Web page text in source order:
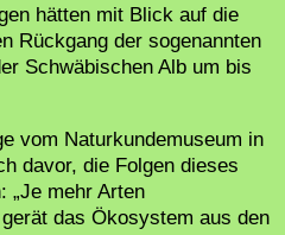
hätten mit Blick auf die
Rückgang der sogenannten
Schwäbischen Alb um bis
vom Naturkundemuseum in
davor, die Folgen dieses
„Je mehr Arten
das Ökosystem aus den